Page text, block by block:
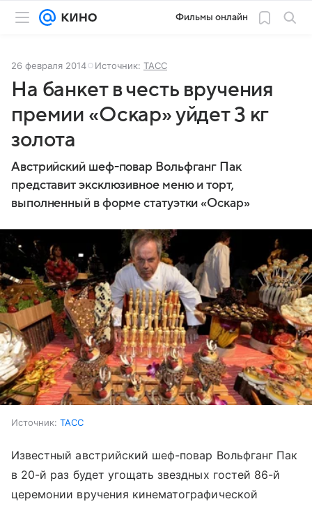
Фильмы онлайн
26 февраля 2014 Источник: ТАСС
На банкет в честь вручения
премии «Оскар» уйдет 3 кг
золота
Австрийский шеф-повар Вольфганг Пак
представит эксклюзивное меню и торт,
выполненный в форме статуэтки «Оскар»
Источник: ТАСС
Известный австрийский шеф-повар Вольфганг Пак
в 20-й раз будет угощать звездных гостей 86-й
церемонии вручения кинематографической